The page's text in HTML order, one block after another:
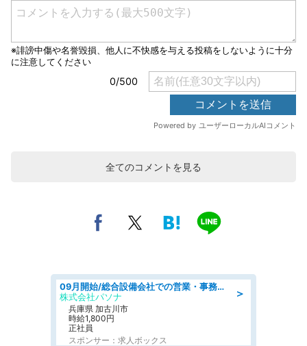
全てのコメントを見る
＞
09月開始/総合設備会社での営業・事務のお仕事/車通勤可/賞与あり/営業/営業事務
株式会社パソナ
兵庫県 加古川市
時給1,800円
正社員
スポンサー：求人ボックス